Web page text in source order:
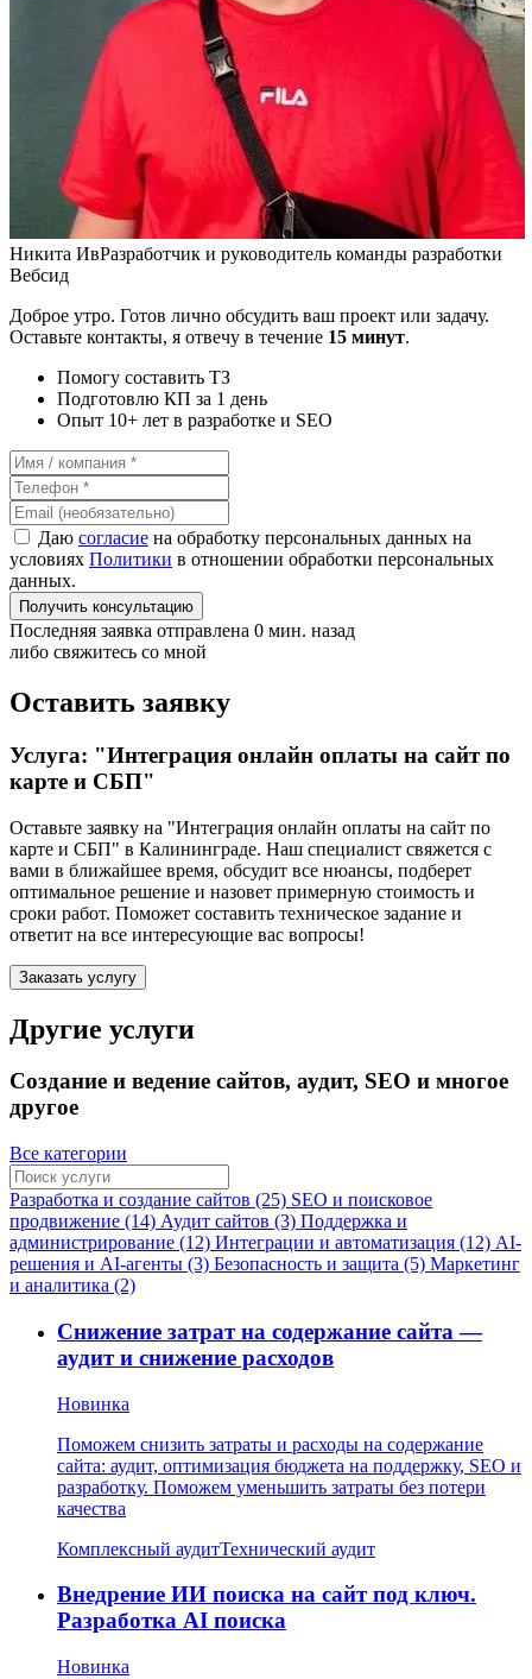
Никита ИвРазработчик и руководитель команды разработки
Вебсид
Доброе утро. Готов лично обсудить ваш проект или задачу.
Оставьте контакты, я отвечу в течение 15 минут.
Помогу составить ТЗ
Подготовлю КП за 1 день
Опыт 10+ лет в разработке и SEO
Даю согласие на обработку персональных данных на
условиях Политики в отношении обработки персональных
данных.
Получить консультацию
Последняя заявка отправлена 0 мин. назад
либо свяжитесь со мной
Оставить заявку
Услуга: "Интеграция онлайн оплаты на сайт по
карте и СБП"
Оставьте заявку на "Интеграция онлайн оплаты на сайт по
карте и СБП" в Калининграде. Наш специалист свяжется с
вами в ближайшее время, обсудит все нюансы, подберет
оптимальное решение и назовет примерную стоимость и
сроки работ. Поможет составить техническое задание и
ответит на все интересующие вас вопросы!
Заказать услугу
Другие услуги
Создание и ведение сайтов, аудит, SEO и многое
другое
Все категории
Разработка и создание сайтов (25) SEO и поисковое
продвижение (14) Аудит сайтов (3) Поддержка и
администрирование (12) Интеграции и автоматизация (12) AI-
решения и AI-агенты (3) Безопасность и защита (5) Маркетинг
и аналитика (2)
Снижение затрат на содержание сайта —
аудит и снижение расходов
Новинка
Поможем снизить затраты и расходы на содержание
сайта: аудит, оптимизация бюджета на поддержку, SEO и
разработку. Поможем уменьшить затраты без потери
качества
Комплексный аудитТехнический аудит
Внедрение ИИ поиска на сайт под ключ.
Разработка AI поиска
Новинка